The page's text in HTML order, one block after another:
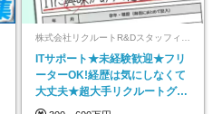
ITサポート★未経験歓迎★フリ
ーターOK!経歴は気にしなくて
大丈夫★超大手リクルートグル
ープの正社員/sg